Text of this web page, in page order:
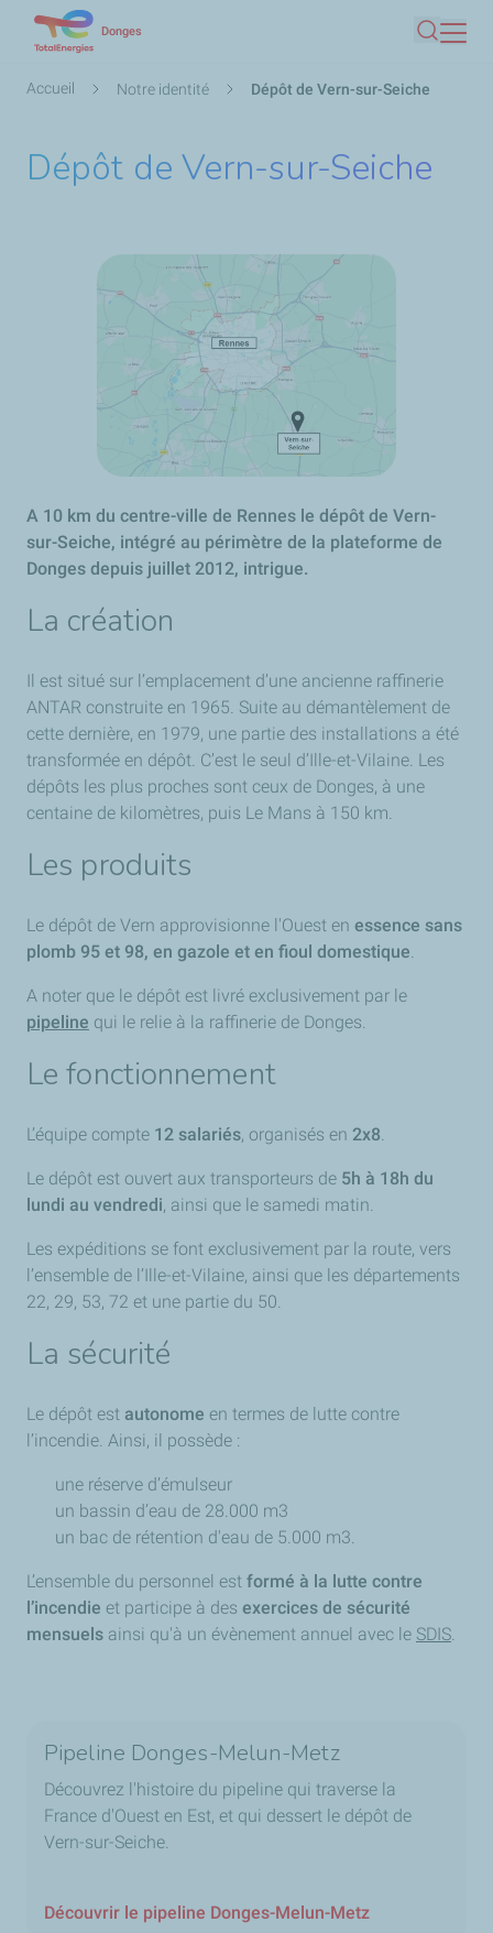
contenu
Donges
Fil
Accueil Notre identité Dépôt de Vern-sur-Seiche
Dépôt de Vern-sur-Seiche
A 10 km du centre-ville de Rennes le dépôt de Vern-
sur-Seiche, intégré au périmètre de la plateforme de
Donges depuis juillet 2012, intrigue.
La création
Il est situé sur l’emplacement d’une ancienne raffinerie
ANTAR construite en 1965. Suite au démantèlement de
cette dernière, en 1979, une partie des installations a été
transformée en dépôt. C’est le seul d’Ille-et-Vilaine. Les
dépôts les plus proches sont ceux de Donges, à une
centaine de kilomètres, puis Le Mans à 150 km.
Les produits
Le dépôt de Vern approvisionne l'Ouest en essence sans
plomb 95 et 98, en gazole et en fioul domestique.
A noter que le dépôt est livré exclusivement par le
pipeline qui le relie à la raffinerie de Donges.
Le fonctionnement
L’équipe compte 12 salariés, organisés en 2x8.
Le dépôt est ouvert aux transporteurs de 5h à 18h du
lundi au vendredi, ainsi que le samedi matin.
Les expéditions se font exclusivement par la route, vers
l’ensemble de l’Ille-et-Vilaine, ainsi que les départements
22, 29, 53, 72 et une partie du 50.
La sécurité
Le dépôt est autonome en termes de lutte contre
l’incendie. Ainsi, il possède :
une réserve d’émulseur
un bassin d’eau de 28.000 m3
un bac de rétention d'eau de 5.000 m3.
L’ensemble du personnel est formé à la lutte contre
l’incendie et participe à des exercices de sécurité
mensuels ainsi qu'à un évènement annuel avec le SDIS.
Pipeline Donges-Melun-Metz
Découvrez l'histoire du pipeline qui traverse la
France d'Ouest en Est, et qui dessert le dépôt de
Vern-sur-Seiche.
Découvrir le pipeline Donges-Melun-Metz